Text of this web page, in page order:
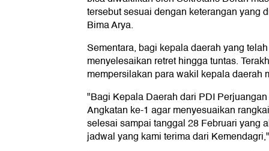
tersebut sesuai dengan keterangan yang
Bima Arya.
Sementara, bagi kepala daerah yang
menyelesaikan retret hingga tuntas.
mempersilakan para wakil kepala daerah
"Bagi Kepala Daerah dari PDI
Angkatan ke-1 agar menyesuaikan
selesai sampai tanggal 28 Februari yang
jadwal yang kami terima dari